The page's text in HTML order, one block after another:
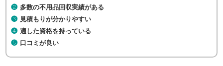
多数の不用品回収実績がある
見積もりが分かりやすい
適した資格を持っている
口コミが良い